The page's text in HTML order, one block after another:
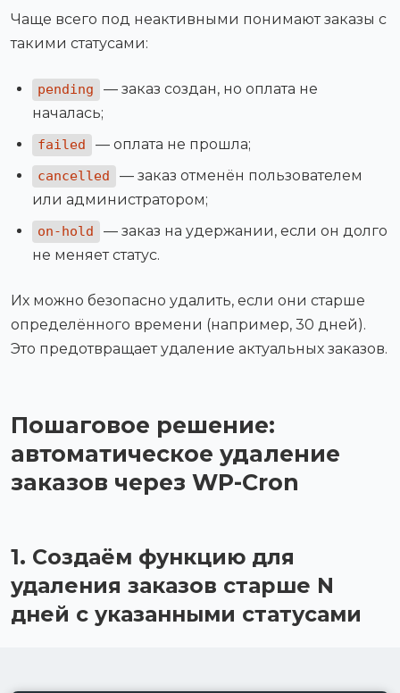
Чаще всего под неактивными понимают заказы с
такими статусами:
pending
— заказ создан, но оплата не
началась;
failed — оплата не прошла;
cancelled
— заказ отменён пользователем
или администратором;
on-hold
— заказ на удержании, если он долго
не меняет статус.
Их можно безопасно удалить, если они старше
определённого времени (например, 30 дней).
Это предотвращает удаление актуальных заказов.
Пошаговое решение:
автоматическое удаление
заказов через WP-Cron
1. Создаём функцию для
удаления заказов старше N
дней с указанными статусами